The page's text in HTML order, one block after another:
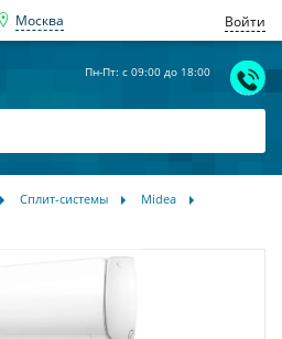
Москва Войти
Пн-Пт: с 09:00 до 18:00
Сплит-системы Midea